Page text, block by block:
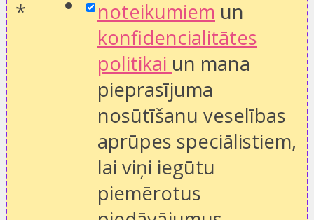
*
noteikumiem un
konfidencialitātes
politikai un mana
pieprasījuma
nosūtīšanu veselības
aprūpes speciālistiem,
lai viņi iegūtu
piemērotus